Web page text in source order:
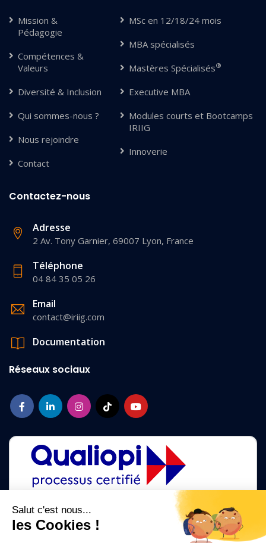
Salut c'est nous...
les Cookies !
Mission &
Pédagogie
Compétences &
Valeurs
Diversité & Inclusion
Qui sommes-nous ?
Nous rejoindre
Contact
MSc en 12/18/24 mois
MBA spécialisés
Mastères Spécialisés®
Executive MBA
Modules courts et Bootcamps
IRIIG
Innoverie
Contactez-nous
Adresse
2 Av. Tony Garnier, 69007 Lyon, France
Téléphone
04 84 35 05 26
Email
contact@iriig.com
Documentation
Réseaux sociaux
La certification qualité a été délivrée au titre des catégories d'action